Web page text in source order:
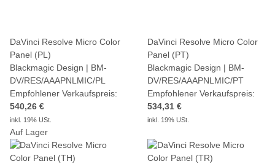
DaVinci Resolve Micro Color
Panel (PL)
Blackmagic Design | BM-
DV/RES/AAAPNLMIC/PL
Empfohlener Verkaufspreis:
540,26 €
inkl. 19% USt.
Auf Lager
DaVinci Resolve Micro Color
Panel (PT)
Blackmagic Design | BM-
DV/RES/AAAPNLMIC/PT
Empfohlener Verkaufspreis:
534,31 €
inkl. 19% USt.